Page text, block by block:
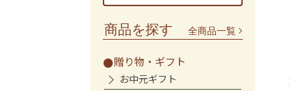
商品を探す 全商品一覧
贈り物・ギフト
お中元ギフト
満足
米粉だからか、